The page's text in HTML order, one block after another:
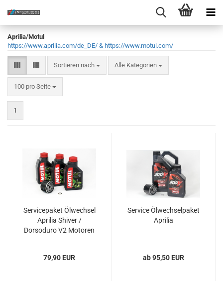
Aprilia/Motul
https://www.aprilia.com/de_DE/ & https://www.motul.com/
Sortieren nach
Sortieren nach Alle Kategorien
100 pro Seite
pro Seite
1
Servicepaket Ölwechsel
Aprilia Shiver /
Dorsoduro V2 Motoren
79,90 EUR
Service Ölwechselpaket
Aprilia
ab 95,50 EUR